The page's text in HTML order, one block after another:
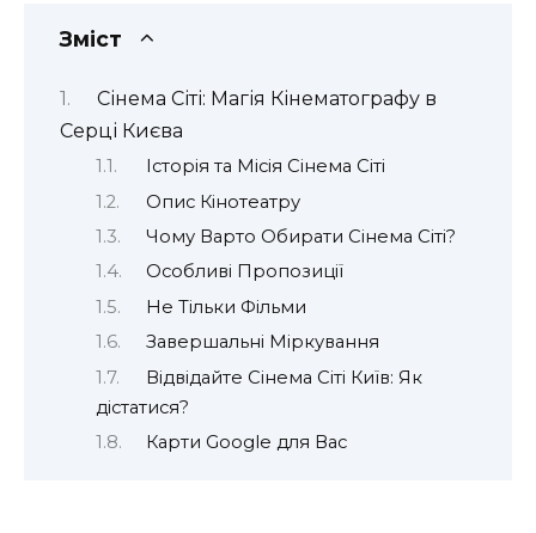
Зміст
Сінема Сіті: Магія Кінематографу в
Серці Києва
Історія та Місія Сінема Сіті
Опис Кінотеатру
Чому Варто Обирати Сінема Сіті?
Особливі Пропозиції
Не Тільки Фільми
Завершальні Міркування
Відвідайте Сінема Сіті Київ: Як
дістатися?
Карти Google для Вас